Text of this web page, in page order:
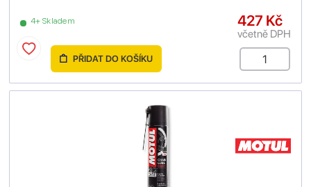
4+ Skladem 427 Kč
včetně DPH
PŘIDAT DO KOŠÍKU